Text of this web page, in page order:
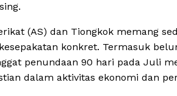
(AS) dan Tiongkok memang
konkret. Termasuk
penundaan 90 hari pada Juli
dalam aktivitas ekonomi dan